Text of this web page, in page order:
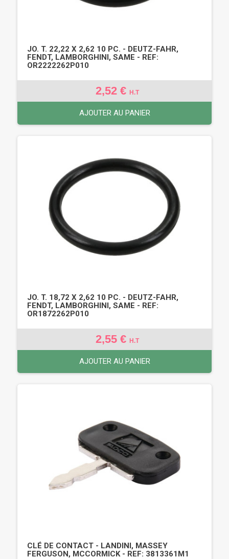
JO. T. 22,22 X 2,62 10 PC. - DEUTZ-FAHR,
FENDT, LAMBORGHINI, SAME - REF:
OR2222262P010
2,52 € H.T
AJOUTER AU PANIER
JO. T. 18,72 X 2,62 10 PC. - DEUTZ-FAHR,
FENDT, LAMBORGHINI, SAME - REF:
OR1872262P010
2,55 € H.T
AJOUTER AU PANIER
CLÉ DE CONTACT - LANDINI, MASSEY
FERGUSON, MCCORMICK - REF: 3813361M1